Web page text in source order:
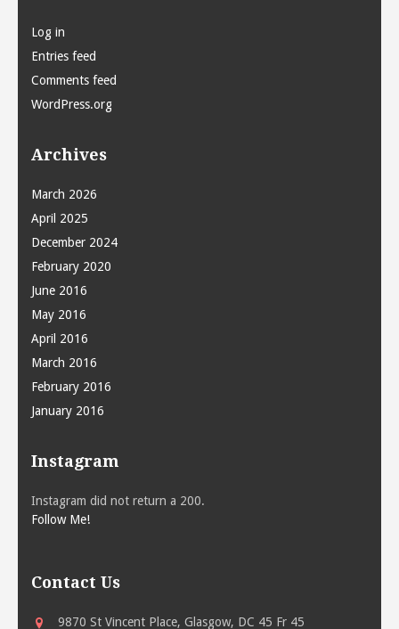
Log in
Entries feed
Comments feed
WordPress.org
Archives
March 2026
April 2025
December 2024
February 2020
June 2016
May 2016
April 2016
March 2016
February 2016
January 2016
Instagram
Instagram did not return a 200.
Follow Me!
Contact Us
9870 St Vincent Place, Glasgow, DC 45 Fr 45